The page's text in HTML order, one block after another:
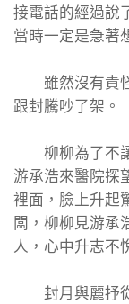
接電話的經過說
當時一定是急著
雖然沒有責怪
跟封騰吵了架。
柳柳為了不讓
游承浩來醫院探
裡面，臉上升起
闆，柳柳見游承
人，心中升志不
封月與麗抒從